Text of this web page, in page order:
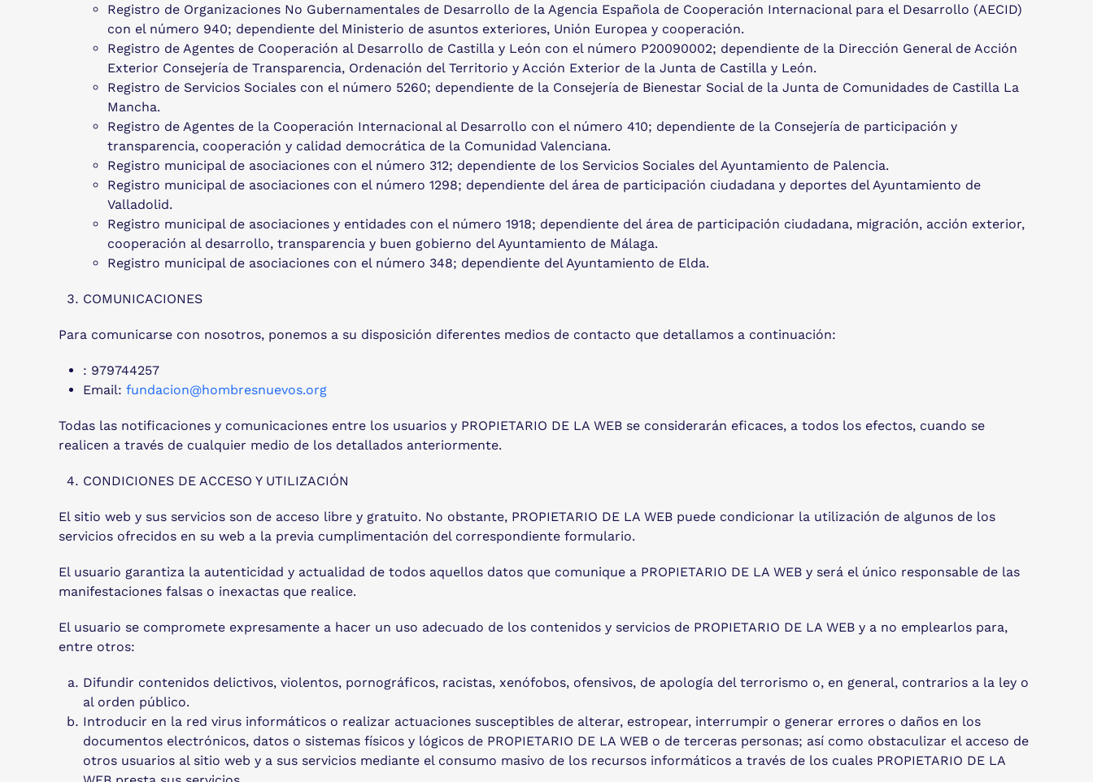
Registro de Organizaciones No Gubernamentales de Desarrollo de la Agencia Española de Cooperación Internacional para el Desarrollo (AECID)
con el número 940; dependiente del Ministerio de asuntos exteriores, Unión Europea y cooperación.
Registro de Agentes de Cooperación al Desarrollo de Castilla y León con el número P20090002; dependiente de la Dirección General de Acción
Exterior Consejería de Transparencia, Ordenación del Territorio y Acción Exterior de la Junta de Castilla y León.
Registro de Servicios Sociales con el número 5260; dependiente de la Consejería de Bienestar Social de la Junta de Comunidades de Castilla La
Mancha.
Registro de Agentes de la Cooperación Internacional al Desarrollo con el número 410; dependiente de la Consejería de participación y
transparencia, cooperación y calidad democrática de la Comunidad Valenciana.
Registro municipal de asociaciones con el número 312; dependiente de los Servicios Sociales del Ayuntamiento de Palencia.
Registro municipal de asociaciones con el número 1298; dependiente del área de participación ciudadana y deportes del Ayuntamiento de
Valladolid.
Registro municipal de asociaciones y entidades con el número 1918; dependiente del área de participación ciudadana, migración, acción exterior,
cooperación al desarrollo, transparencia y buen gobierno del Ayuntamiento de Málaga.
Registro municipal de asociaciones con el número 348; dependiente del Ayuntamiento de Elda.
COMUNICACIONES
Para comunicarse con nosotros, ponemos a su disposición diferentes medios de contacto que detallamos a continuación:
: 979744257
Email: fundacion@hombresnuevos.org
Todas las notificaciones y comunicaciones entre los usuarios y PROPIETARIO DE LA WEB se considerarán eficaces, a todos los efectos, cuando se
realicen a través de cualquier medio de los detallados anteriormente.
CONDICIONES DE ACCESO Y UTILIZACIÓN
El sitio web y sus servicios son de acceso libre y gratuito. No obstante, PROPIETARIO DE LA WEB puede condicionar la utilización de algunos de los
servicios ofrecidos en su web a la previa cumplimentación del correspondiente formulario.
El usuario garantiza la autenticidad y actualidad de todos aquellos datos que comunique a PROPIETARIO DE LA WEB y será el único responsable de las
manifestaciones falsas o inexactas que realice.
El usuario se compromete expresamente a hacer un uso adecuado de los contenidos y servicios de PROPIETARIO DE LA WEB y a no emplearlos para,
entre otros:
Difundir contenidos delictivos, violentos, pornográficos, racistas, xenófobos, ofensivos, de apología del terrorismo o, en general, contrarios a la ley o
al orden público.
Introducir en la red virus informáticos o realizar actuaciones susceptibles de alterar, estropear, interrumpir o generar errores o daños en los
documentos electrónicos, datos o sistemas físicos y lógicos de PROPIETARIO DE LA WEB o de terceras personas; así como obstaculizar el acceso de
otros usuarios al sitio web y a sus servicios mediante el consumo masivo de los recursos informáticos a través de los cuales PROPIETARIO DE LA